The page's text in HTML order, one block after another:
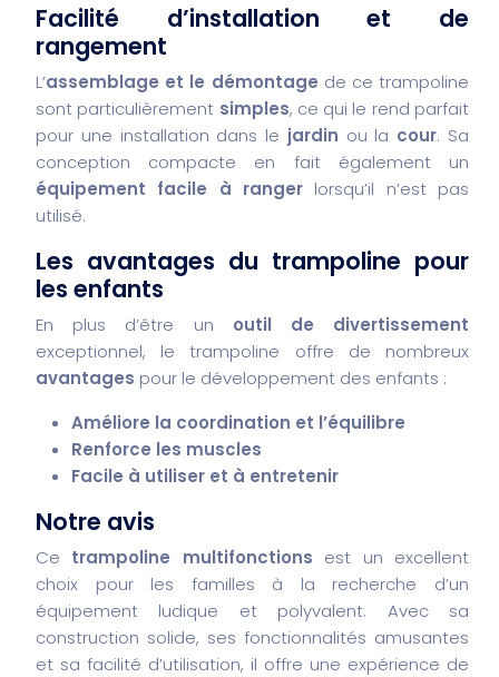
Facilité d’installation et de
rangement
L’assemblage et le démontage de ce trampoline
sont particulièrement simples, ce qui le rend parfait
pour une installation dans le jardin ou la cour. Sa
conception compacte en fait également un
équipement facile à ranger lorsqu’il n’est pas
utilisé.
Les avantages du trampoline pour
les enfants
En plus d’être un outil de divertissement
exceptionnel, le trampoline offre de nombreux
avantages pour le développement des enfants :
Améliore la coordination et l’équilibre
Renforce les muscles
Facile à utiliser et à entretenir
Notre avis
Ce trampoline multifonctions est un excellent
choix pour les familles à la recherche d’un
équipement ludique et polyvalent. Avec sa
construction solide, ses fonctionnalités amusantes
et sa facilité d’utilisation, il offre une expérience de